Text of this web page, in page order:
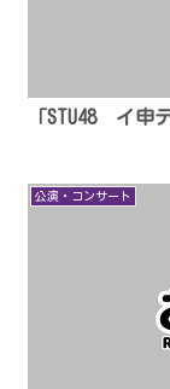
公演・コンサート